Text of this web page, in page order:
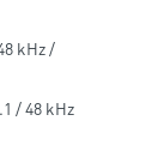
kHz /
/ 48 kHz